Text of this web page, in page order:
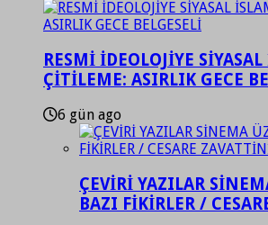
RESMİ İDEOLOJİYE
ÇİTİLEME: ASIRLIK GECE
6 gün ago
ÇEVİRİ YAZILAR
BAZI FİKİRLER /